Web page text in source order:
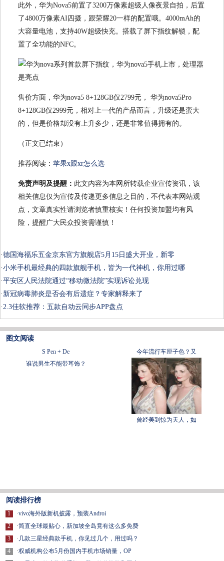
此外，华为Nova5前置了3200万像素超级人像夜景自拍，后置
了4800万像素AI四摄，跟荣耀20一样的配置哦。4000mAh的
大容量电池，支持40W超级快充。搭载了屏下指纹解锁，配
置了全功能的NFC。
售价方面，华为nova5 8+128GB仅2799元， 华为nova5Pro
8+128GB仅2999元，相对上一代的产品而言，升级还是蛮大
的，但是价格却没有上升多少，还是非常值得拥有的。
（正文已结束）
推荐阅读： 苹果x跟xr怎么选
免责声明及提醒： 此文内容为本网所转载企业宣传资讯，该
相关信息仅为宣传及传递更多信息之目的，不代表本网站观
点，文章真实性请浏览者慎重核实！任何投资加盟均有风
险，提醒广大民众投资需谨慎！
·德国海福乐五金京东官方旗舰店5月15日盛大开业，新零
·小米手机最经典的四款旗舰手机，皆为一代神机，你用过哪
·平安区人民法院通过“移动微法院”实现诉讼兑现
· 新冠病毒肺炎是否会有后遗症？专家解释来了
·2.3佳软推荐：五款自动云同步APP盘点
图文阅读
S Pen + De
今年流行车厘子色？又
谁说男生不能带耳饰？
曾经美到惊为天人，如
阅读排行榜
1
2
3
4
·vivo海外版新机披露，预装Androi
·简直全球最贴心，新加坡全岛竟有这么多免费
· 几款三星经典款手机，你见过几个，用过吗？
·权威机构公布5月份国内手机市场销量，OP